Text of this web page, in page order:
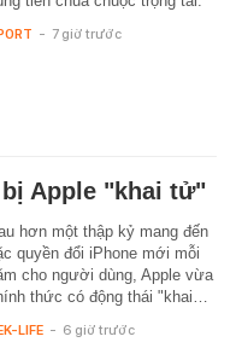
- 7 giờ trước
Apple "khai tử"
hơn một thập kỷ mang đến
quyền đổi iPhone mới mỗi
cho người dùng, Apple vừa
thức có động thái "khai…
LIFE - 6 giờ trước